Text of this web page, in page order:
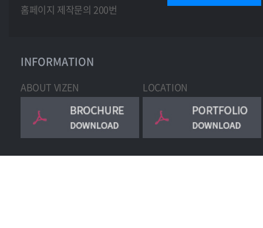
홈페이지 제작문의 200번
INFORMATION
ABOUT VIZEN LOCATION